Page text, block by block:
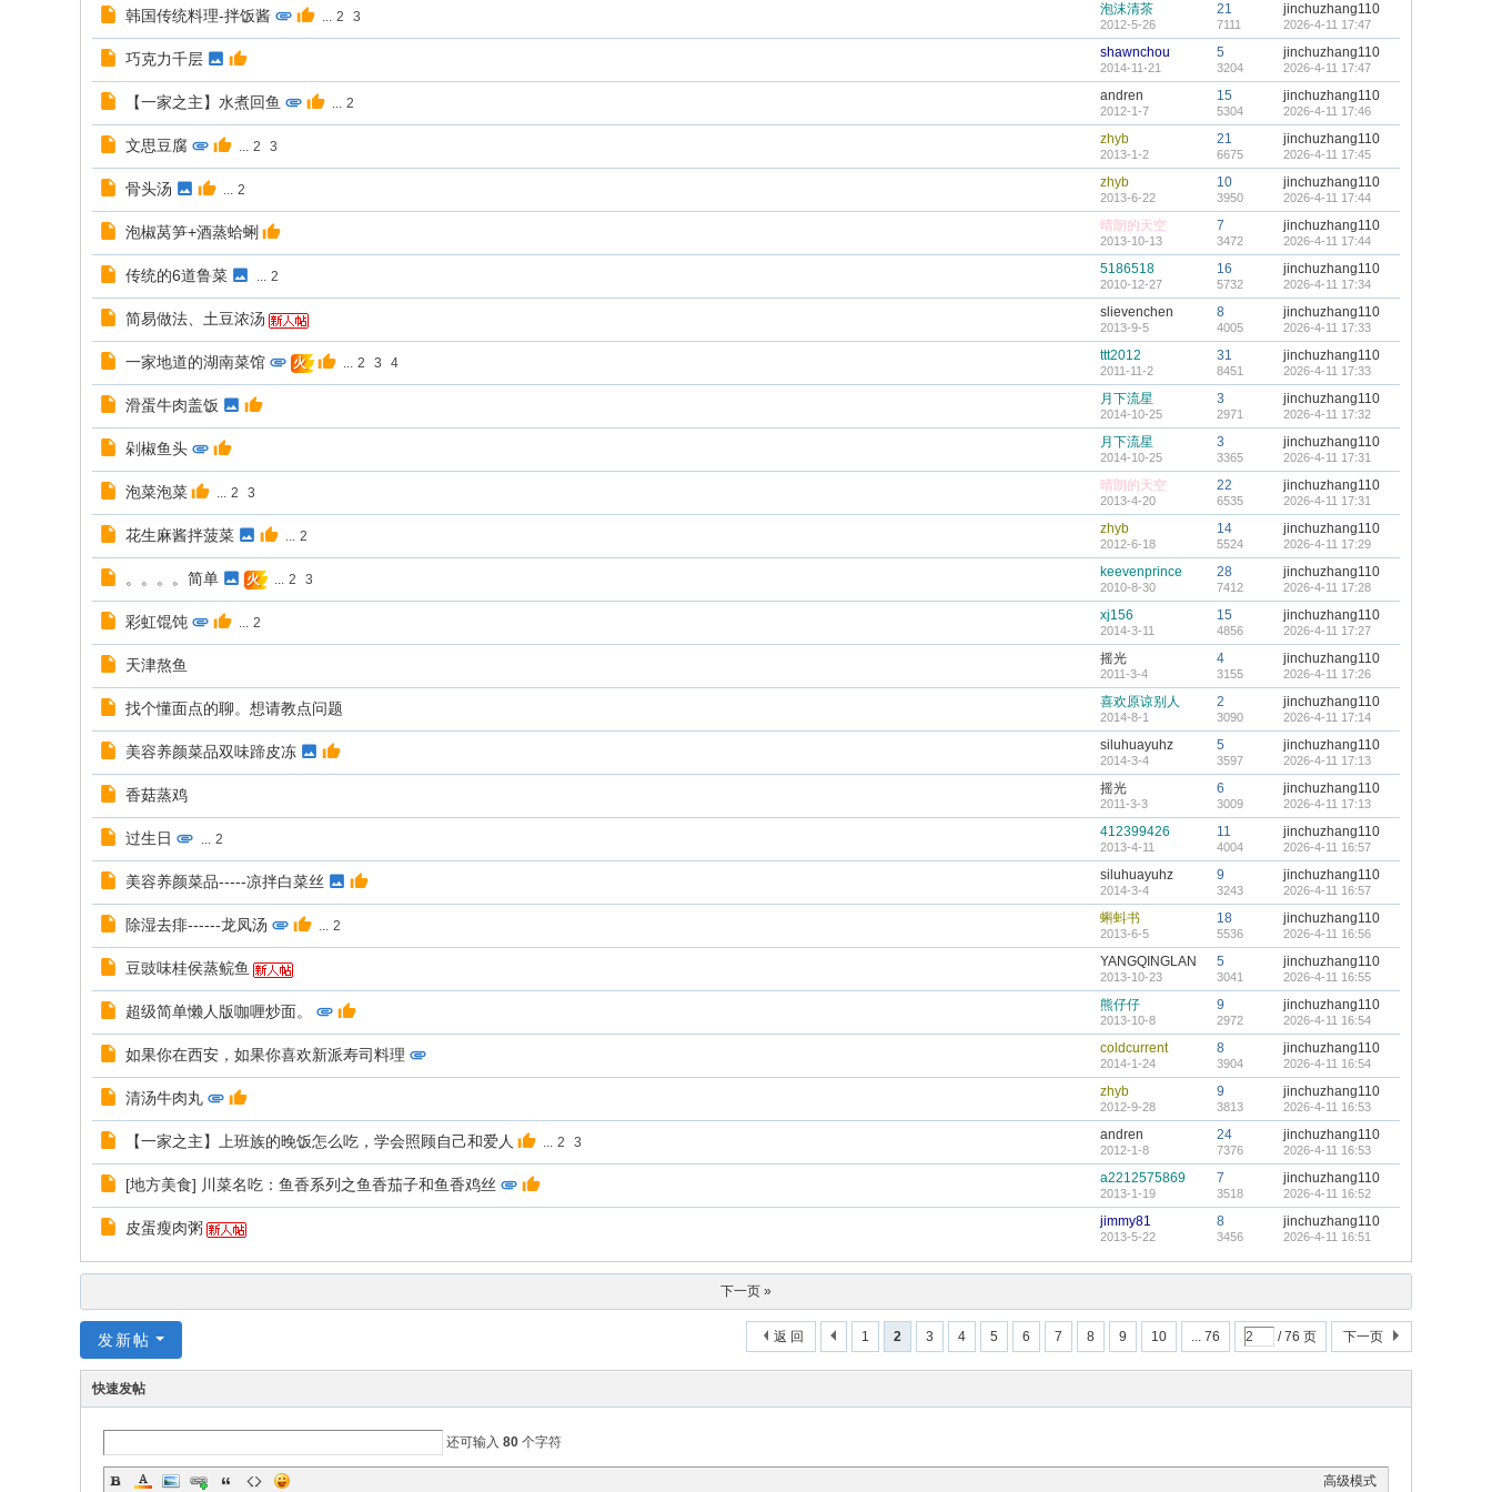
论
韩国传统料理-拌饭酱 ... 2 3 泡沫清茶
2012-5-26
21
7111
jinchuzhang110
2026-4-11 17:47
巧克力千层 shawnchou
2014-11-21
5
3204
jinchuzhang110
2026-4-11 17:47
【一家之主】水煮回鱼 ... 2 andren
2012-1-7
15
5304
jinchuzhang110
2026-4-11 17:46
文思豆腐 ... 2 3 zhyb
2013-1-2
21
6675
jinchuzhang110
2026-4-11 17:45
骨头汤 ... 2 zhyb
2013-6-22
10
3950
jinchuzhang110
2026-4-11 17:44
泡椒莴笋+酒蒸蛤蜊 晴朗的天空
2013-10-13
7
3472
jinchuzhang110
2026-4-11 17:44
传统的6道鲁菜 ... 2 5186518
2010-12-27
16
5732
jinchuzhang110
2026-4-11 17:34
简易做法、土豆浓汤 slievenchen
2013-9-5
8
4005
jinchuzhang110
2026-4-11 17:33
一家地道的湖南菜馆 火 ... 2 3 4 ttt2012
2011-11-2
31
8451
jinchuzhang110
2026-4-11 17:33
滑蛋牛肉盖饭 月下流星
2014-10-25
3
2971
jinchuzhang110
2026-4-11 17:32
剁椒鱼头 月下流星
2014-10-25
3
3365
jinchuzhang110
2026-4-11 17:31
泡菜泡菜 ... 2 3 晴朗的天空
2013-4-20
22
6535
jinchuzhang110
2026-4-11 17:31
花生麻酱拌菠菜 ... 2 zhyb
2012-6-18
14
5524
jinchuzhang110
2026-4-11 17:29
。。。。简单 火 ... 2 3 keevenprince
2010-8-30
28
7412
jinchuzhang110
2026-4-11 17:28
彩虹馄饨 ... 2 xj156
2014-3-11
15
4856
jinchuzhang110
2026-4-11 17:27
天津熬鱼 摇光
2011-3-4
4
3155
jinchuzhang110
2026-4-11 17:26
找个懂面点的聊。想请教点问题 喜欢原谅别人
2014-8-1
2
3090
jinchuzhang110
2026-4-11 17:14
美容养颜菜品双味蹄皮冻 siluhuayuhz
2014-3-4
5
3597
jinchuzhang110
2026-4-11 17:13
香菇蒸鸡 摇光
2011-3-3
6
3009
jinchuzhang110
2026-4-11 17:13
过生日 ... 2 412399426
2013-4-11
11
4004
jinchuzhang110
2026-4-11 16:57
美容养颜菜品-----凉拌白菜丝 siluhuayuhz
2014-3-4
9
3243
jinchuzhang110
2026-4-11 16:57
除湿去痱------龙凤汤 ... 2 蝌蚪书
2013-6-5
18
5536
jinchuzhang110
2026-4-11 16:56
豆豉味桂侯蒸鲩鱼 YANGQINGLAN
2013-10-23
5
3041
jinchuzhang110
2026-4-11 16:55
超级简单懒人版咖喱炒面。 熊仔仔
2013-10-8
9
2972
jinchuzhang110
2026-4-11 16:54
如果你在西安，如果你喜欢新派寿司料理 coldcurrent
2014-1-24
8
3904
jinchuzhang110
2026-4-11 16:54
清汤牛肉丸 zhyb
2012-9-28
9
3813
jinchuzhang110
2026-4-11 16:53
【一家之主】上班族的晚饭怎么吃，学会照顾自己和爱人 ... 2 3 andren
2012-1-8
24
7376
jinchuzhang110
2026-4-11 16:53
[地方美食] 川菜名吃：鱼香系列之鱼香茄子和鱼香鸡丝 a2212575869
2013-1-19
7
3518
jinchuzhang110
2026-4-11 16:52
皮蛋瘦肉粥 jimmy81
2013-5-22
8
3456
jinchuzhang110
2026-4-11 16:51
下一页 »
1 2 3 4 5 6 7 8 9 10 ... 76 / 76 页 下一页
返 回
发新帖
快速发帖
还可输入 80 个字符
高级模式